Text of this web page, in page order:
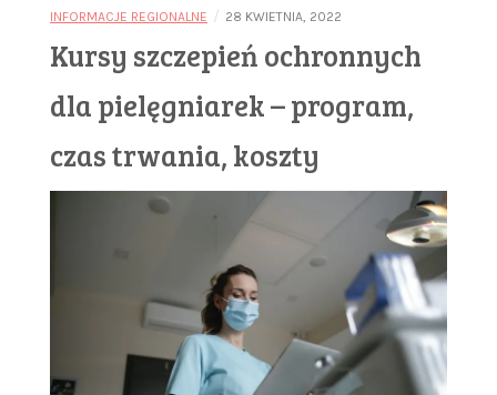
INFORMACJE REGIONALNE / 28 KWIETNIA, 2022
Kursy szczepień ochronnych
dla pielęgniarek – program,
czas trwania, koszty